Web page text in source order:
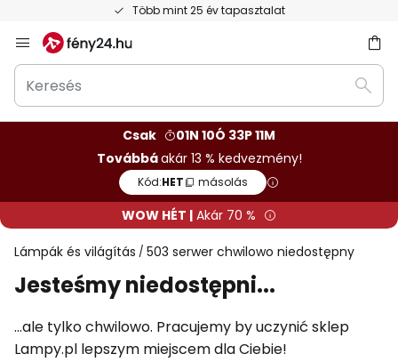
Több mint 25 év tapasztalat
Ugrás
a
tartalomhoz
Keresés
Csak
01N 10Ó 33P 11M
Továbbáakár 13 % kedvezmény!
Kód:HET másolás
WOW HÉT | Akár 70 %
Lámpák és világítás 503 serwer chwilowo niedostępny
Jesteśmy niedostępni...
...ale tylko chwilowo. Pracujemy by uczynić sklep
Lampy.pl lepszym miejscem dla Ciebie!